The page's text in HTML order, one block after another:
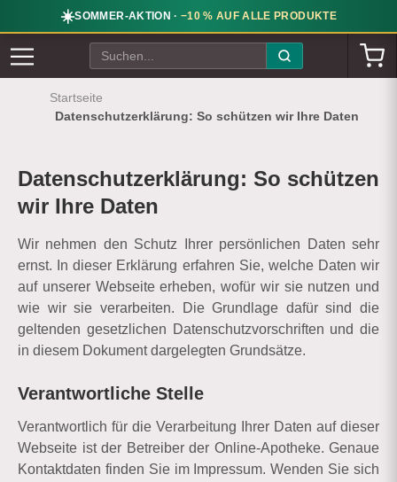
☀️SOMMER-AKTION · −10 % AUF ALLE PRODUKTE
Startseite
Datenschutzerklärung: So schützen wir Ihre Daten
Datenschutzerklärung: So schützen
wir Ihre Daten
Wir nehmen den Schutz Ihrer persönlichen Daten sehr
ernst. In dieser Erklärung erfahren Sie, welche Daten wir
auf unserer Webseite erheben, wofür wir sie nutzen und
wie wir sie verarbeiten. Die Grundlage dafür sind die
geltenden gesetzlichen Datenschutzvorschriften und die
in diesem Dokument dargelegten Grundsätze.
Verantwortliche Stelle
Verantwortlich für die Verarbeitung Ihrer Daten auf dieser
Webseite ist der Betreiber der Online-Apotheke. Genaue
Kontaktdaten finden Sie im Impressum. Wenden Sie sich